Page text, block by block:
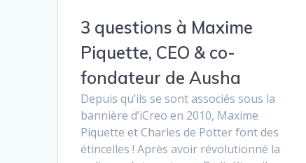
3 questions à Maxime
Piquette, CEO & co-
fondateur de Ausha
Depuis qu’ils se sont associés sous la
bannière d’iCreo en 2010, Maxime
Piquette et Charles de Potter font des
étincelles ! Après avoir révolutionné la